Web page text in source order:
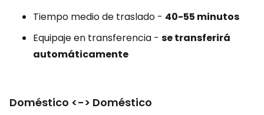
Tiempo medio de traslado - 40-55 minutos
Equipaje en transferencia - se transferirá
automáticamente
Doméstico <-> Doméstico